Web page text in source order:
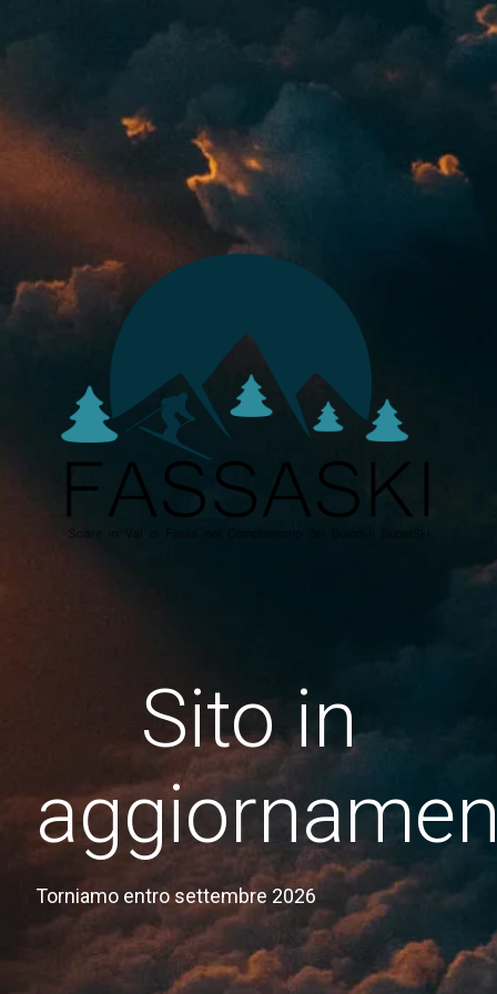
Sito in
Torniamo entro settembre 2026